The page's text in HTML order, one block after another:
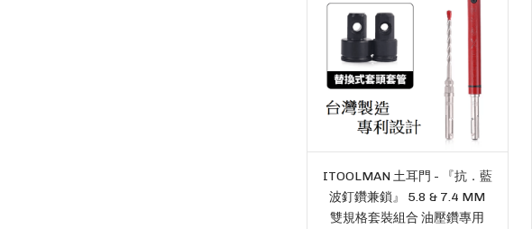
ITOOLMAN 土耳門 - 『抗．藍
波釘鑽兼鎖』 5.8 & 7.4 MM
雙規格套裝組合 油壓鑽專用